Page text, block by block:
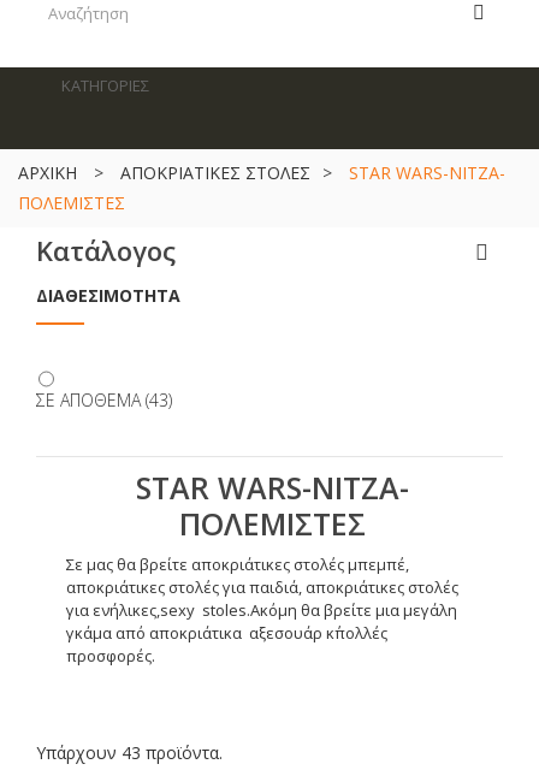
ΚΑΤΗΓΟΡΙΕΣ
ΑΡΧΙΚΗ > ΑΠΟΚΡΙΑΤΙΚΕΣ ΣΤΟΛΕΣ >
STAR WARS-ΝΙΤΖΑ-
ΠΟΛΕΜΙΣΤΕΣ
Κατάλογος
ΔΙΑΘΕΣΙΜΌΤΗΤΑ
ΣΕ ΑΠΌΘΕΜΑ (43)
STAR WARS-ΝΙΤΖΑ-
ΠΟΛΕΜΙΣΤΕΣ
Σε μας θα βρείτε αποκριάτικες στολές μπεμπέ,
αποκριάτικες στολές για παιδιά, αποκριάτικες στολές
για ενήλικες,sexy stoles.Ακόμη θα βρείτε μια μεγάλη
γκάμα από αποκριάτικα αξεσουάρ κ΄πολλές
προσφορές.
Υπάρχουν 43 προϊόντα.